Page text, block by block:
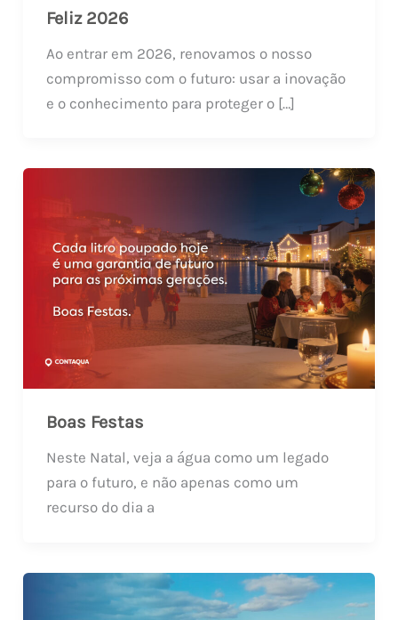
Feliz 2026
Ao entrar em 2026, renovamos o nosso
compromisso com o futuro: usar a inovação
e o conhecimento para proteger o […]
Boas Festas
Neste Natal, veja a água como um legado
para o futuro, e não apenas como um
recurso do dia a